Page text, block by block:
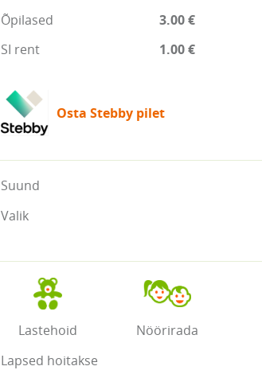
Õpilased
3.00 €
SI rent
1.00 €
Osta Stebby pilet
Suund
Valik
Lastehoid
Nöörirada
Lapsed hoitakse